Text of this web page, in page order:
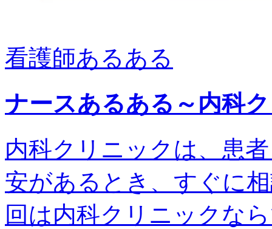
看護師あるある
ナースあるある～内科
内科クリニックは、患
安があるとき、すぐに
回は内科クリニックな